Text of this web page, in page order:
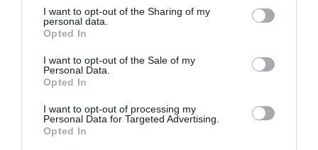
I want to opt-out of the Sharing of my
personal data.
Opted In
I want to opt-out of the Sale of my
Personal Data.
Opted In
I want to opt-out of processing my
Personal Data for Targeted Advertising.
Opted In
ρηχά
Ψαρεύοντας κεφάλους στα ρηχά με ψαροτούφεκο, αγαπημένο
ψάρι για πολλούς ψαροκυνηγούς Mugil Auratus, µουγίλος ο
χρυσόχρους. Σχεδόν όλες τις εποχές του χρόνου θα τον
βρούµε να κυκλοφορεί στην ακτογραµµή, συνήθως